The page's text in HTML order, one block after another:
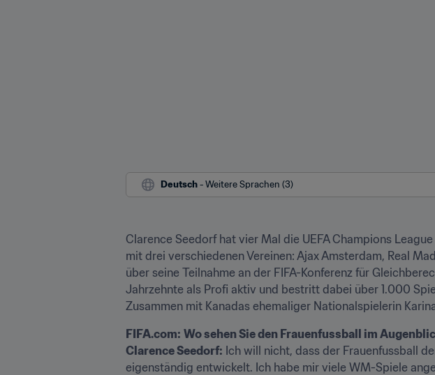
Deutsch - Weitere Sprachen (3)
Clarence Seedorf hat vier Mal die UEFA Champions
mit drei verschiedenen Vereinen: Ajax Amsterdam, Real
über seine Teilnahme an der FIFA-Konferenz für
Jahrzehnte als Profi aktiv und bestritt dabei über 1.000
Zusammen mit Kanadas ehemaliger Nationalspielerin
FIFA.com: Wo sehen Sie den Frauenfussball im
Clarence Seedorf: Ich will nicht, dass der Frauenfussball
eigenständig entwickelt. Ich habe mir viele WM-Spiele